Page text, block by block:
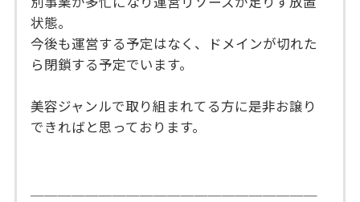
状態。
今後も運営する予定はなく、ドメインが切れた
ら閉鎖する予定でいます。
美容ジャンルで取り組まれてる方に是非お譲り
できればと思っております。